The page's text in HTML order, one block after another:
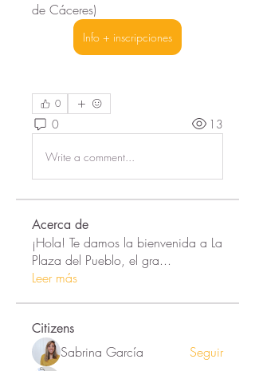
de Cáceres)
Info + inscripciones
0
0 13
Write a comment...
Acerca de
¡Hola! Te damos la bienvenida a La
Plaza del Pueblo, el gra...
Leer más
Citizens
Sabrina García
Seguir